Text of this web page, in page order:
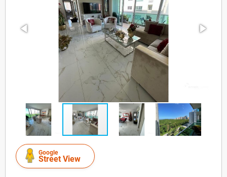
Google
Street View